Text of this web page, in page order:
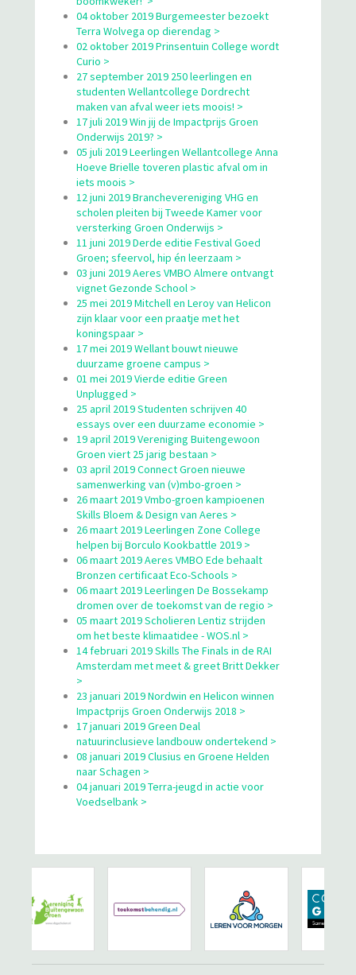
04 oktober 2019 Burgemeester bezoekt
Terra Wolvega op dierendag >
02 oktober 2019 Prinsentuin College wordt
Curio >
27 september 2019 250 leerlingen en
studenten Wellantcollege Dordrecht
maken van afval weer iets moois! >
17 juli 2019 Win jij de Impactprijs Groen
Onderwijs 2019? >
05 juli 2019 Leerlingen Wellantcollege Anna
Hoeve Brielle toveren plastic afval om in
iets moois >
12 juni 2019 Branchevereniging VHG en
scholen pleiten bij Tweede Kamer voor
versterking Groen Onderwijs >
11 juni 2019 Derde editie Festival Goed
Groen; sfeervol, hip én leerzaam >
03 juni 2019 Aeres VMBO Almere ontvangt
vignet Gezonde School >
25 mei 2019 Mitchell en Leroy van Helicon
zijn klaar voor een praatje met het
koningspaar >
17 mei 2019 Wellant bouwt nieuwe
duurzame groene campus >
01 mei 2019 Vierde editie Green
Unplugged >
25 april 2019 Studenten schrijven 40
essays over een duurzame economie >
19 april 2019 Vereniging Buitengewoon
Groen viert 25 jarig bestaan >
03 april 2019 Connect Groen nieuwe
samenwerking van (v)mbo-groen >
26 maart 2019 Vmbo-groen kampioenen
Skills Bloem & Design van Aeres >
26 maart 2019 Leerlingen Zone College
helpen bij Borculo Kookbattle 2019 >
06 maart 2019 Aeres VMBO Ede behaalt
Bronzen certificaat Eco-Schools >
06 maart 2019 Leerlingen De Bossekamp
dromen over de toekomst van de regio >
05 maart 2019 Scholieren Lentiz strijden
om het beste klimaatidee - WOS.nl >
14 februari 2019 Skills The Finals in de RAI
Amsterdam met meet & greet Britt Dekker
>
23 januari 2019 Nordwin en Helicon winnen
Impactprijs Groen Onderwijs 2018 >
17 januari 2019 Green Deal
natuurinclusieve landbouw ondertekend >
08 januari 2019 Clusius en Groene Helden
naar Schagen >
04 januari 2019 Terra-jeugd in actie voor
Voedselbank >